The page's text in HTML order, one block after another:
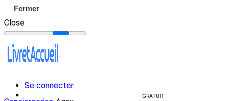
Fermer
Close
Se connecter
GRATUIT